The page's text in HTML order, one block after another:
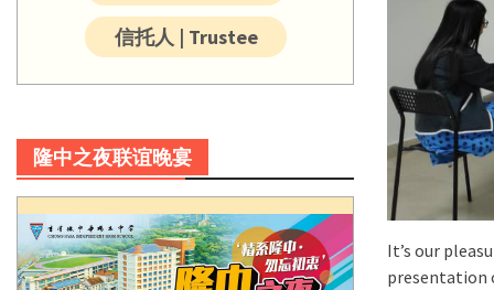
It’s our
presentation
信托人 | Trustee
隆中之夜联谊晚宴